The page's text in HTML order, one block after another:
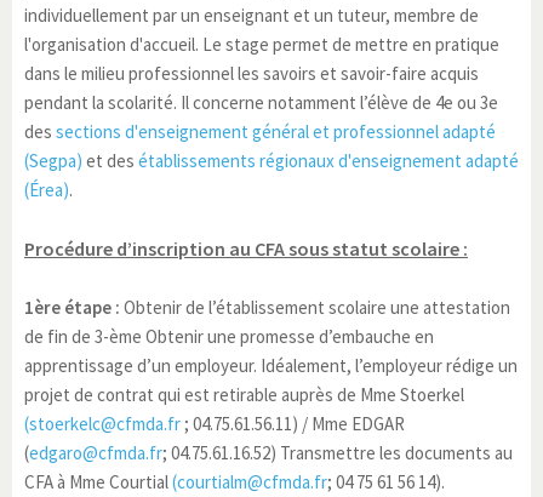
individuellement par un enseignant et un tuteur, membre de
l'organisation d'accueil. Le stage permet de mettre en pratique
dans le milieu professionnel les savoirs et savoir-faire acquis
pendant la scolarité. Il concerne notamment l’élève de 4e ou 3e
des sections d'enseignement général et professionnel adapté
(Segpa) et des établissements régionaux d'enseignement adapté
(Érea).
Procédure d’inscription au CFA sous statut scolaire :
1ère étape : Obtenir de l’établissement scolaire une attestation
de fin de 3-ème Obtenir une promesse d’embauche en
apprentissage d’un employeur. Idéalement, l’employeur rédige un
projet de contrat qui est retirable auprès de Mme Stoerkel
(stoerkelc@cfmda.fr; 04.75.61.56.11) / Mme EDGAR
(edgaro@cfmda.fr; 04.75.61.16.52) Transmettre les documents au
CFA à Mme Courtial(courtialm@cfmda.fr; 04 75 61 56 14).